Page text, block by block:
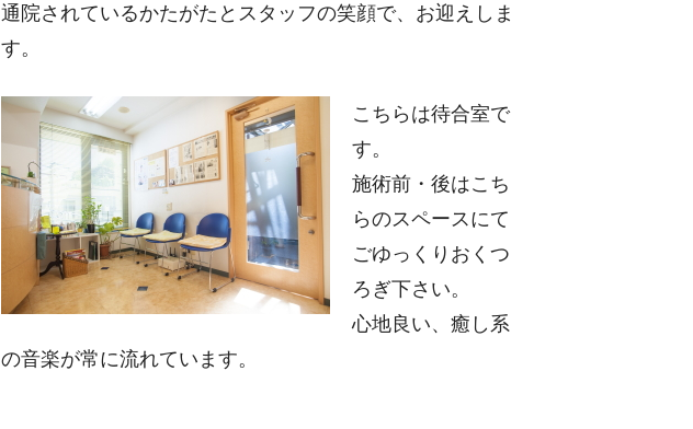
通院されているかたがたとスタッフの笑顔で、お迎えしま
す。
こちらは待合室で
す。
施術前・後はこち
らのスペースにて
ごゆっくりおくつ
ろぎ下さい。
心地良い、癒し系
の音楽が常に流れています。